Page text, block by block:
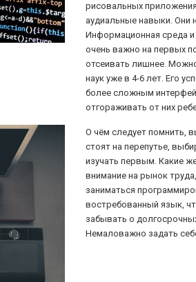
рисовальных
аудиальные навыки. Они
Информационная среда и
очень важно на первых
отсеивать лишнее.
наук уже в 4-6 лет. Его
более сложным
отгораживать от них
О чём следует помнить,
стоят на перепутье,
изучать первым. Какие
внимание на рынок
заниматься
востребованный язык,
забывать о
Немаловажно задать